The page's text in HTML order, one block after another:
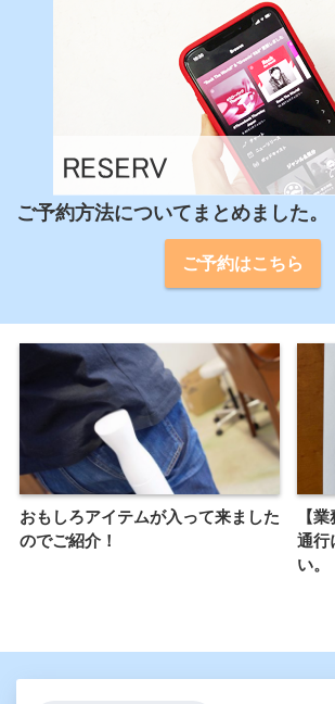
ご予約方法についてまとめました。
ご予約はこちら
おもしろアイテムが入って来ました
のでご紹介！
【
通行
い。